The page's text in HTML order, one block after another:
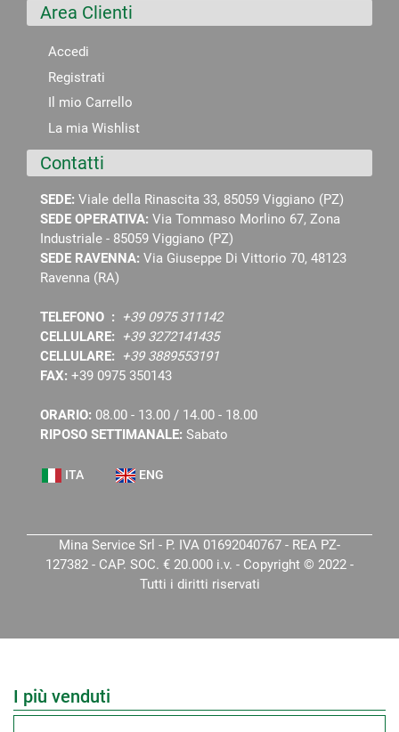
Area Clienti
Accedi
Registrati
Il mio Carrello
La mia Wishlist
Contatti
SEDE: Viale della Rinascita 33, 85059 Viggiano (PZ)
SEDE OPERATIVA: Via Tommaso Morlino 67, Zona
Industriale - 85059 Viggiano (PZ)
SEDE RAVENNA: Via Giuseppe Di Vittorio 70, 48123
Ravenna (RA)
TELEFONO :
+39 0975 311142
CELLULARE:
+39 3272141435
CELLULARE:
+39 3889553191
FAX: +39 0975 350143
ORARIO: 08.00 - 13.00 / 14.00 - 18.00
RIPOSO SETTIMANALE: Sabato
ITA ENG
Mina Service Srl - P. IVA 01692040767 - REA PZ-
127382 - CAP. SOC. € 20.000 i.v. - Copyright © 2022 -
Tutti i diritti riservati
I più venduti